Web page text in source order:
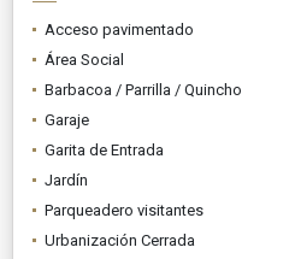
Acceso pavimentado
Área Social
Barbacoa / Parrilla / Quincho
Garaje
Garita de Entrada
Jardín
Parqueadero visitantes
Urbanización Cerrada